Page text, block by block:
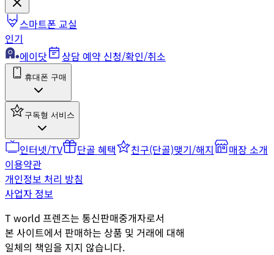
스마트폰 교실
인기
에이닷
상담 예약 신청/확인/취소
휴대폰 구매
구독형 서비스
인터넷/TV 단골 혜택 친구(단골)맺기/해지
매장 소개
이용약관
개인정보 처리 방침
사업자 정보
T world 프렌즈는 통신판매중개자로서
본 사이트에서 판매하는 상품 및 거래에 대해
일체의 책임을 지지 않습니다.